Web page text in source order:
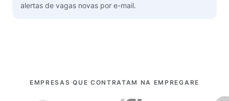
alertas de vagas novas por e-mail.
EMPRESAS QUE CONTRATAM NA EMPREGARE